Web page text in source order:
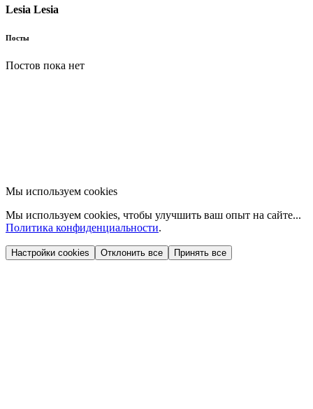
Lesia Lesia
Посты
Постов пока нет
Мы используем cookies
Мы используем cookies, чтобы улучшить ваш опыт на сайте...
Политика конфиденциальности.
Настройки cookies Отклонить все Принять все